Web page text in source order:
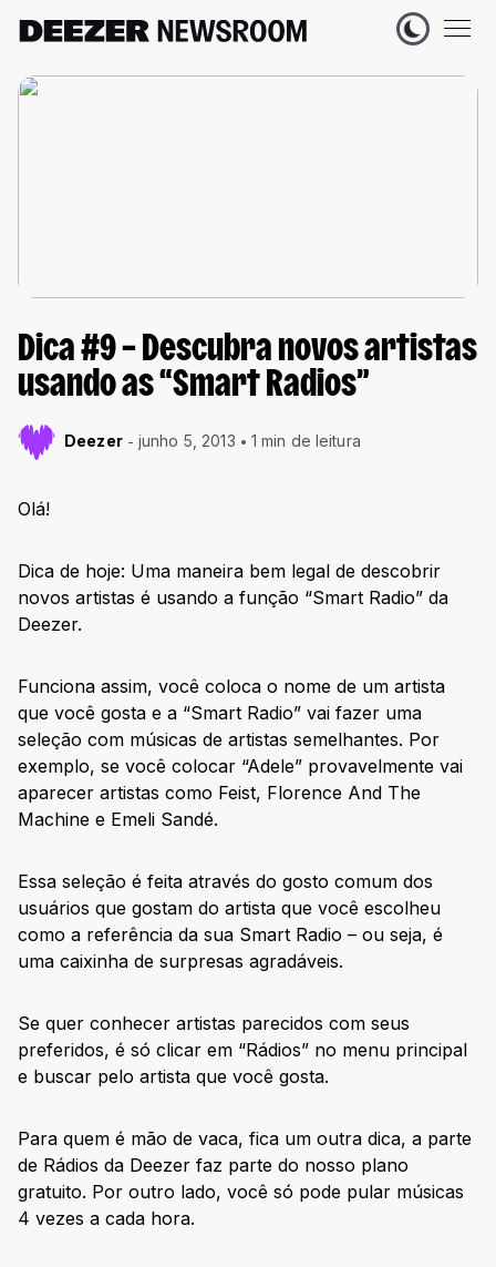
Dica #9 – Descubra novos artistas
usando as “Smart Radios”
Deezer junho 5, 2013 1 min de leitura
Olá!
Dica de hoje: Uma maneira bem legal de descobrir
novos artistas é usando a função “Smart Radio” da
Deezer.
Funciona assim, você coloca o nome de um artista
que você gosta e a “Smart Radio” vai fazer uma
seleção com músicas de artistas semelhantes. Por
exemplo, se você colocar “Adele” provavelmente vai
aparecer artistas como Feist, Florence And The
Machine e Emeli Sandé.
Essa seleção é feita através do gosto comum dos
usuários que gostam do artista que você escolheu
como a referência da sua Smart Radio – ou seja, é
uma caixinha de surpresas agradáveis.
Se quer conhecer artistas parecidos com seus
preferidos, é só clicar em “Rádios” no menu principal
e buscar pelo artista que você gosta.
Para quem é mão de vaca, fica um outra dica, a parte
de Rádios da Deezer faz parte do nosso plano
gratuito. Por outro lado, você só pode pular músicas
4 vezes a cada hora.